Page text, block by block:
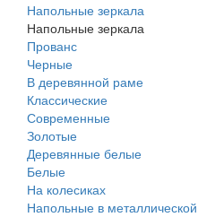
Напольные зеркала
Напольные зеркала
Прованс
Черные
В деревянной раме
Классические
Современные
Золотые
Деревянные белые
Белые
На колесиках
Напольные в